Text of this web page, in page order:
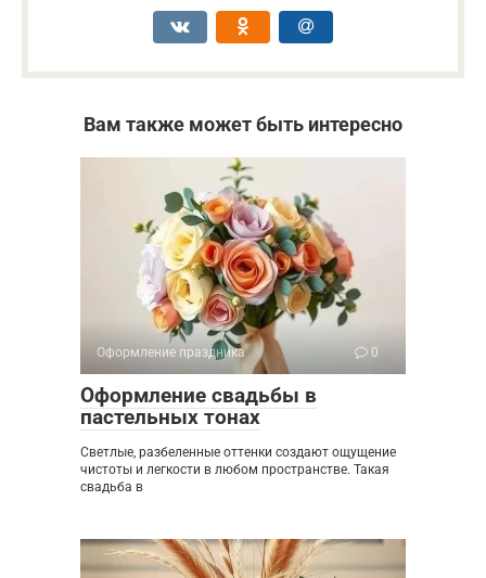
Вам также может быть интересно
Оформление праздника 0
Оформление свадьбы в
пастельных тонах
Светлые, разбеленные оттенки создают ощущение
чистоты и легкости в любом пространстве. Такая
свадьба в